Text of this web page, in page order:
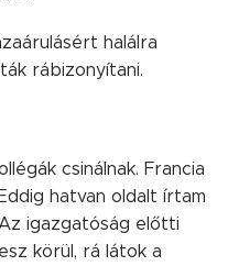
halálra
rábizonyítani.
csinálnak. Francia
hatvan oldalt írtam
igazgatóság előtti
körül, rá látok a